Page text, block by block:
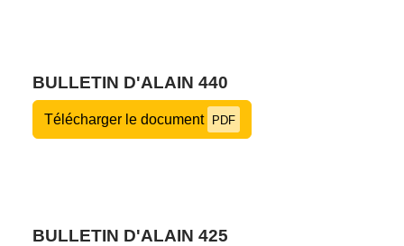
BULLETIN D'ALAIN 440
Télécharger le document PDF
BULLETIN D'ALAIN 425